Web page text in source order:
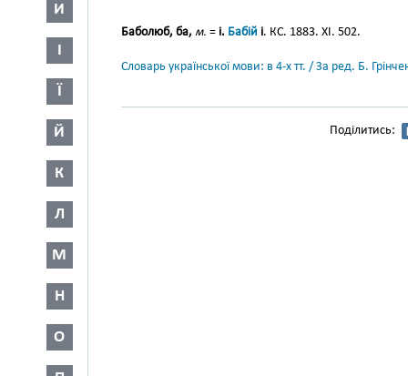
И
І
Ї
Й
К
Л
М
Н
О
Баболюб, ба, м. = і. Бабій і. КС. 1883. XI. 502.
Словарь української мови: в 4-х тт. / За ред. Б.
Поділитись: